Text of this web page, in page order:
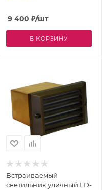
9 400 ₽/шт
В КОРЗИНУ
Встраиваемый
светильник уличный LD-